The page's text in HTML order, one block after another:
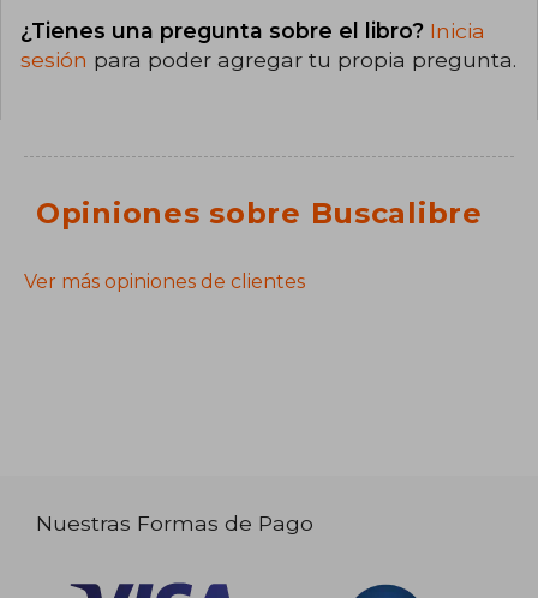
¿Tienes una pregunta sobre el libro? Inicia
sesión para poder agregar tu propia pregunta.
Opiniones sobre Buscalibre
Ver más opiniones de clientes
Nuestras Formas de Pago